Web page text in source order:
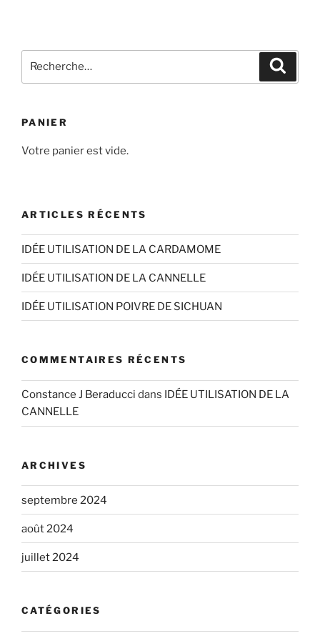
pour
PANIER
Votre panier est vide.
ARTICLES RÉCENTS
IDÉE UTILISATION DE LA CARDAMOME
IDÉE UTILISATION DE LA CANNELLE
IDÉE UTILISATION POIVRE DE SICHUAN
COMMENTAIRES RÉCENTS
Constance J Beraducci dans IDÉE UTILISATION DE LA
CANNELLE
ARCHIVES
septembre 2024
août 2024
juillet 2024
CATÉGORIES